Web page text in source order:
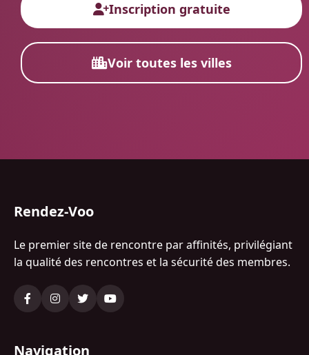
Inscription gratuite
Voir toutes les villes
Rendez-Voo
Le premier site de rencontre par affinités, privilégiant
la qualité des rencontres et la sécurité des membres.
Navigation